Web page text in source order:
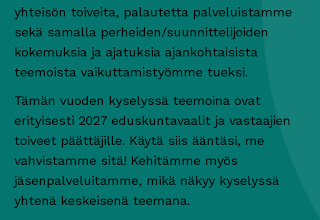
yhteisön toiveita, palautetta palveluistamme
sekä samalla perheiden/suunnittelijoiden
kokemuksia ja ajatuksia ajankohtaisista
teemoista vaikuttamistyömme tueksi.
Tämän vuoden kyselyssä teemoina ovat
erityisesti 2027 eduskuntavaalit ja vastaajien
toiveet päättäjille. Käytä siis ääntäsi, me
vahvistamme sitä! Kehitämme myös
jäsenpalveluitamme, mikä näkyy kyselyssä
yhtenä keskeisenä teemana.